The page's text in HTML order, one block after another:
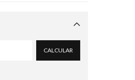
Alterar CEP
CALCULAR